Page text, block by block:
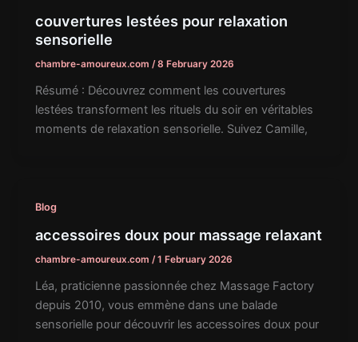
couvertures lestées pour relaxation
sensorielle
chambre-amoureux.com/8 February 2026
Résumé : Découvrez comment les couvertures
lestées transforment les rituels du soir en véritables
moments de relaxation sensorielle. Suivez Camille,
Blog
accessoires doux pour massage relaxant
chambre-amoureux.com/1 February 2026
Léa, praticienne passionnée chez Massage Factory
depuis 2010, vous emmène dans une balade
sensorielle pour découvrir les accessoires doux pour